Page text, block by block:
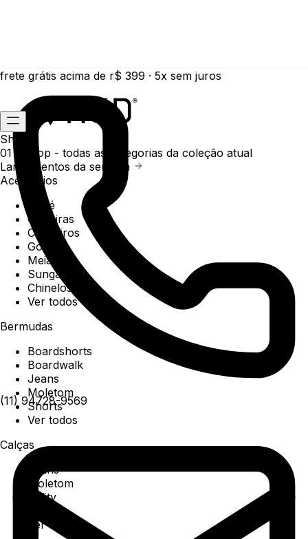
frete grátis acima de r$ 399 · 5x sem juros
(11) 94728-9569
Shop
01 /
Shop - todas as categorias da coleção atual
Lançamentos da semana
Acessórios
Boné
Carteiras
Chaveiros
Gorros
Meias
Sunga
Chinelos
Ver todos
Bermudas
Boardshorts
Boardwalk
Jeans
Moletom
Shorts
Ver todos
Calças
Jeans
Moletom
Utility
Ver todos